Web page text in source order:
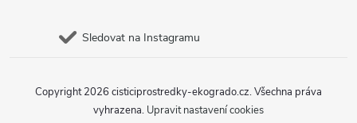
Sledovat na Instagramu
Copyright 2026 cisticiprostredky-ekogrado.cz. Všechna práva
vyhrazena. Upravit nastavení cookies